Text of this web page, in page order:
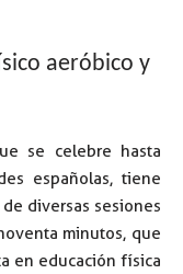
aeróbico y
se celebre hasta
españolas, tiene
diversas sesiones
minutos, que
en educación física